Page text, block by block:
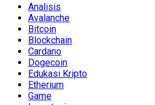
Analisis
Avalanche
Bitcoin
Blockchain
Cardano
Dogecoin
Edukasi Kripto
Etherium
Game